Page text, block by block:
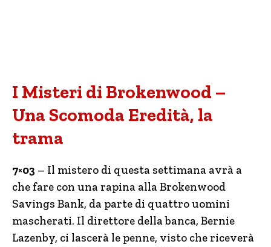
I Misteri di Brokenwood –
Una Scomoda Eredità, la
trama
7×03 – Il mistero di questa settimana avrà a
che fare con una rapina alla Brokenwood
Savings Bank, da parte di quattro uomini
mascherati. Il direttore della banca, Bernie
Lazenby, ci lascerà le penne, visto che riceverà